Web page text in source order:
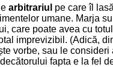
arbitrariul pe care îl
umane. Marja
care poate avea cu
imprevizibil. (Adică,
vorbe, sau le
fapta e la fel